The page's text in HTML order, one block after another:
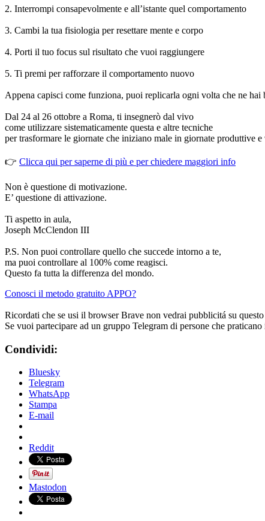
2. Interrompi consapevolmente e all’istante quel comportamento
3. Cambi la tua fisiologia per resettare mente e corpo
4. Porti il tuo focus sul risultato che vuoi raggiungere
5. Ti premi per rafforzare il comportamento nuovo
Appena capisci come funziona, puoi replicarla ogni volta che ne hai
Dal 24 al 26 ottobre a Roma, ti insegnerò dal vivo
come utilizzare sistematicamente questa e altre tecniche
per trasformare le giornate che iniziano male in giornate produttive e
👉 Clicca qui per saperne di più e per chiedere maggiori info
Non è questione di motivazione.
E’ questione di attivazione.
Ti aspetto in aula,
Joseph McClendon III
P.S. Non puoi controllare quello che succede intorno a te,
ma puoi controllare al 100% come reagisci.
Questo fa tutta la differenza del mondo.
Conosci il metodo gratuito APPO?
Ricordati che se usi il browser Brave non vedrai pubblicitá su
Se vuoi partecipare ad un gruppo Telegram di persone che
Condividi:
Bluesky
Telegram
WhatsApp
Stampa
E-mail
Reddit
Mastodon